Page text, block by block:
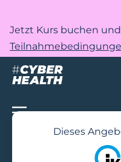
Jetzt Kurs buchen und
Dieses